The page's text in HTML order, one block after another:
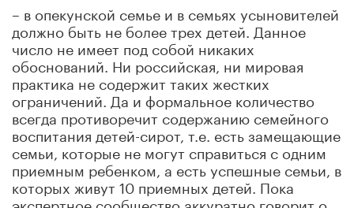
– в опекунской семье и в семьях усыновителей
должно быть не более трех детей. Данное
число не имеет под собой никаких
обоснований. Ни российская, ни мировая
практика не содержит таких жестких
ограничений. Да и формальное количество
всегда противоречит содержанию семейного
воспитания детей-сирот, т.е. есть замещающие
семьи, которые не могут справиться с одним
приемным ребенком, а есть успешные семьи, в
которых живут 10 приемных детей. Пока
экспертное сообщество аккуратно говорит о